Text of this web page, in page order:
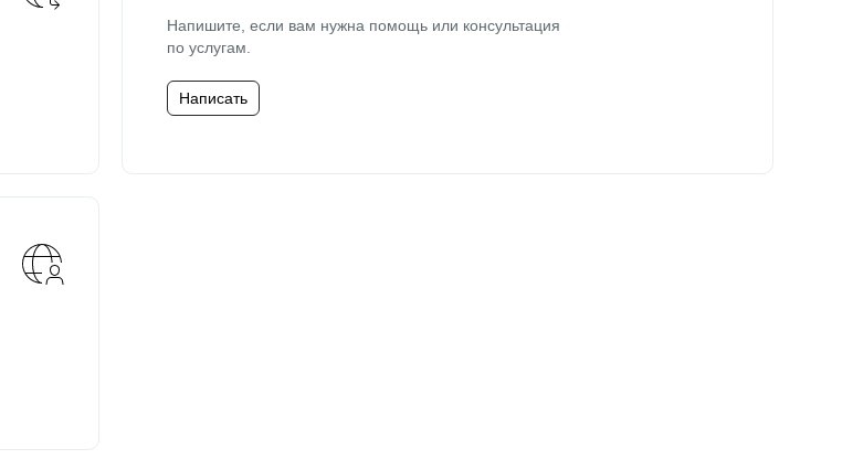
Напишите, если вам нужна помощь или консультация
по услугам.
Написать